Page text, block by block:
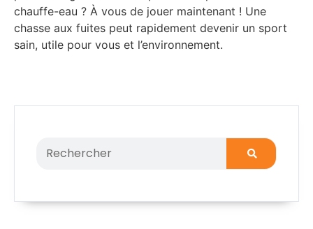
chauffe-eau ? À vous de jouer maintenant ! Une
chasse aux fuites peut rapidement devenir un sport
sain, utile pour vous et l’environnement.